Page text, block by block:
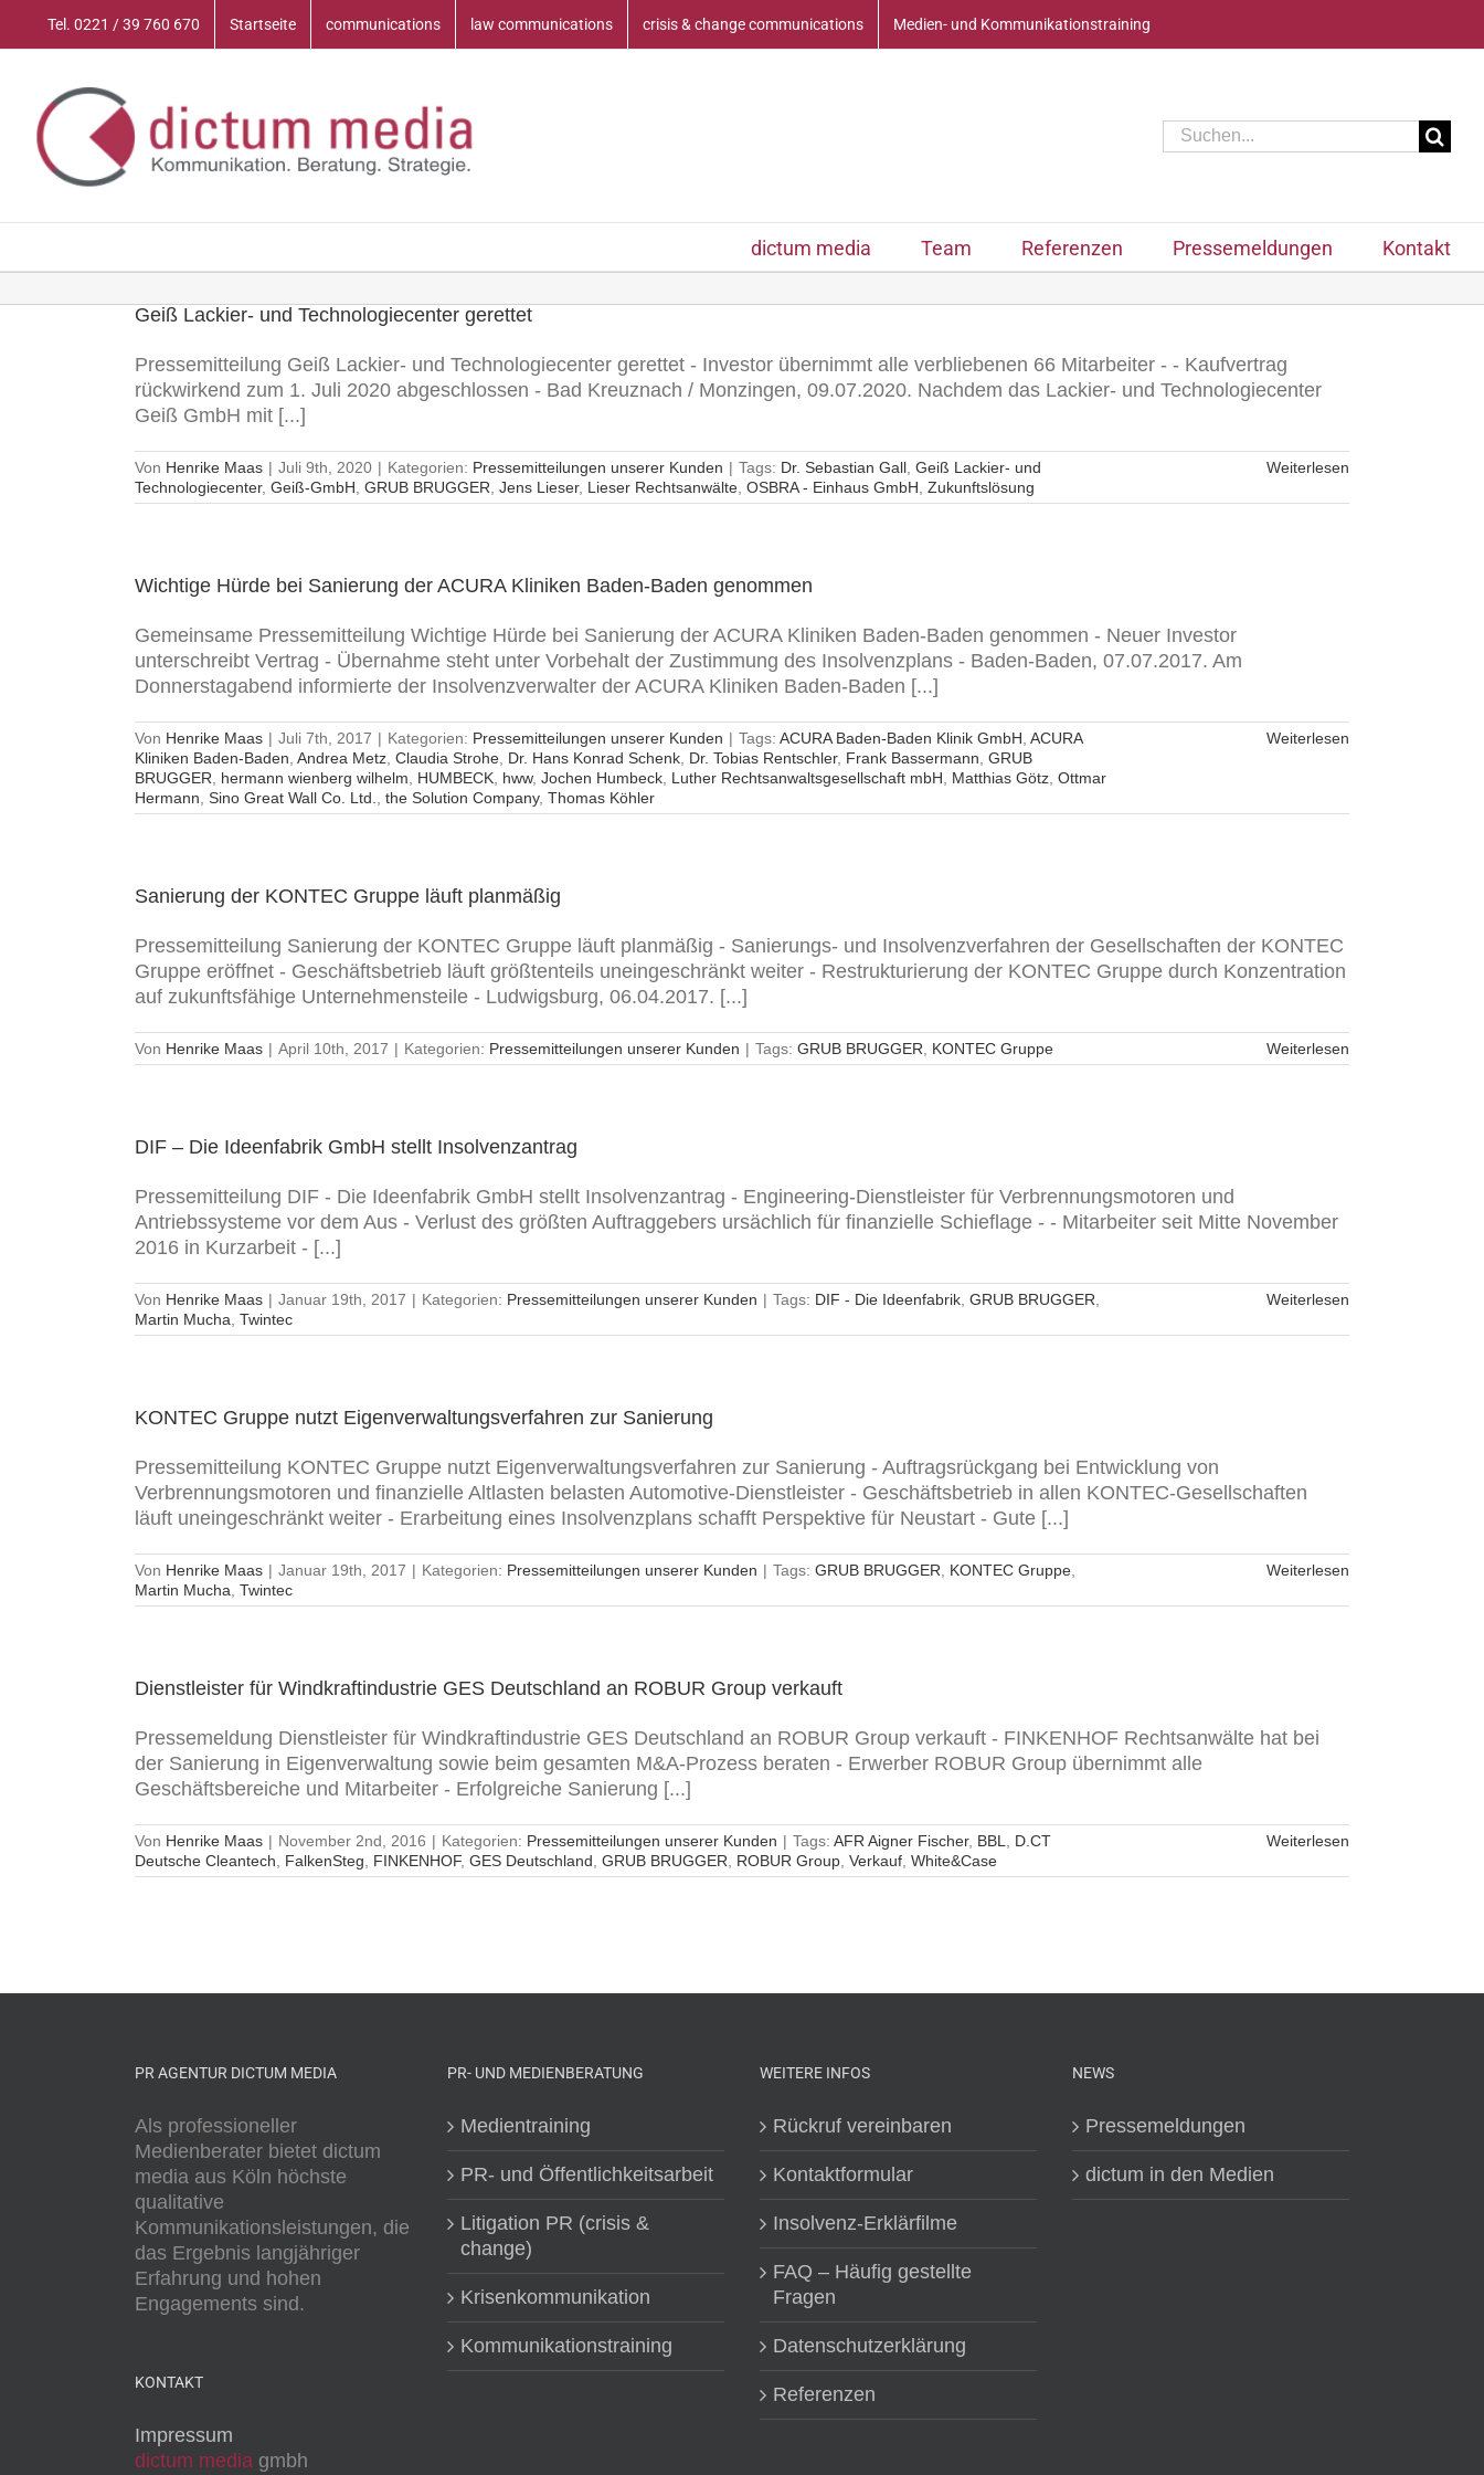
Tel. 0221 / 39 760 670 Startseite communications law communications crisis & change communications Medien- und Kommunikationstraining
Suche
nach:
dictum media Team Referenzen Pressemeldungen Kontakt
Geiß Lackier- und Technologiecenter gerettet
Pressemitteilung Geiß Lackier- und Technologiecenter gerettet - Investor übernimmt alle verbliebenen 66 Mitarbeiter - - Kaufvertrag
rückwirkend zum 1. Juli 2020 abgeschlossen - Bad Kreuznach / Monzingen, 09.07.2020. Nachdem das Lackier- und Technologiecenter
Geiß GmbH mit [...]
Von Henrike Maas | Juli 9th, 2020 | Kategorien: Pressemitteilungen unserer Kunden | Tags: Dr. Sebastian Gall Geiß Lackier- und
Technologiecenter, Geiß-GmbH GRUB BRUGGER Jens Lieser, Lieser Rechtsanwälte OSBRA - Einhaus GmbH Zukunftslösung
Weiterlesen
Wichtige Hürde bei Sanierung der ACURA Kliniken Baden-Baden genommen
Gemeinsame Pressemitteilung Wichtige Hürde bei Sanierung der ACURA Kliniken Baden-Baden genommen - Neuer Investor
unterschreibt Vertrag - Übernahme steht unter Vorbehalt der Zustimmung des Insolvenzplans - Baden-Baden, 07.07.2017. Am
Donnerstagabend informierte der Insolvenzverwalter der ACURA Kliniken Baden-Baden [...]
Von Henrike Maas | Juli 7th, 2017 | Kategorien: Pressemitteilungen unserer Kunden | Tags: ACURA Baden-Baden Klinik GmbH ACURA
Kliniken Baden-Baden Andrea Metz Claudia Strohe Dr. Hans Konrad Schenk Dr. Tobias Rentschler, Frank Bassermann GRUB
BRUGGER
hermann wienberg wilhelm HUMBECK hww, Jochen Humbeck Luther Rechtsanwaltsgesellschaft mbH Matthias Götz Ottmar
Hermann Sino Great Wall Co. Ltd. the Solution Company, Thomas Köhler
Weiterlesen
Sanierung der KONTEC Gruppe läuft planmäßig
Pressemitteilung Sanierung der KONTEC Gruppe läuft planmäßig - Sanierungs- und Insolvenzverfahren der Gesellschaften der KONTEC
Gruppe eröffnet - Geschäftsbetrieb läuft größtenteils uneingeschränkt weiter - Restrukturierung der KONTEC Gruppe durch Konzentration
auf zukunftsfähige Unternehmensteile - Ludwigsburg, 06.04.2017. [...]
Von Henrike Maas | April 10th, 2017 | Kategorien: Pressemitteilungen unserer Kunden | Tags: GRUB BRUGGER KONTEC Gruppe Weiterlesen
DIF – Die Ideenfabrik GmbH stellt Insolvenzantrag
Pressemitteilung DIF - Die Ideenfabrik GmbH stellt Insolvenzantrag - Engineering-Dienstleister für Verbrennungsmotoren und
Antriebssysteme vor dem Aus - Verlust des größten Auftraggebers ursächlich für finanzielle Schieflage - - Mitarbeiter seit Mitte November
2016 in Kurzarbeit - [...]
Von Henrike Maas | Januar 19th, 2017 | Kategorien: Pressemitteilungen unserer Kunden | Tags: DIF - Die Ideenfabrik GRUB BRUGGER
Martin Mucha Twintec
Weiterlesen
KONTEC Gruppe nutzt Eigenverwaltungsverfahren zur Sanierung
Pressemitteilung KONTEC Gruppe nutzt Eigenverwaltungsverfahren zur Sanierung - Auftragsrückgang bei Entwicklung von
Verbrennungsmotoren und finanzielle Altlasten belasten Automotive-Dienstleister - Geschäftsbetrieb in allen KONTEC-Gesellschaften
läuft uneingeschränkt weiter - Erarbeitung eines Insolvenzplans schafft Perspektive für Neustart - Gute [...]
Von Henrike Maas | Januar 19th, 2017 | Kategorien: Pressemitteilungen unserer Kunden | Tags: GRUB BRUGGER KONTEC Gruppe
Martin Mucha Twintec
Weiterlesen
Dienstleister für Windkraftindustrie GES Deutschland an ROBUR Group verkauft
Pressemeldung Dienstleister für Windkraftindustrie GES Deutschland an ROBUR Group verkauft - FINKENHOF Rechtsanwälte hat bei
der Sanierung in Eigenverwaltung sowie beim gesamten M&A-Prozess beraten - Erwerber ROBUR Group übernimmt alle
Geschäftsbereiche und Mitarbeiter - Erfolgreiche Sanierung [...]
Von Henrike Maas | November 2nd, 2016 | Kategorien: Pressemitteilungen unserer Kunden | Tags: AFR Aigner Fischer, BBL
D.CT
Deutsche Cleantech
FalkenSteg FINKENHOF, GES Deutschland GRUB BRUGGER ROBUR Group Verkauf White&Case
Weiterlesen
PR AGENTUR DICTUM MEDIA
Als professioneller
Medienberater bietet dictum
media aus Köln höchste
qualitative
Kommunikationsleistungen, die
das Ergebnis langjähriger
Erfahrung und hohen
Engagements sind.
KONTAKT
Impressum
dictum media gmbh
PR- UND MEDIENBERATUNG
Medientraining
PR- und Öffentlichkeitsarbeit
Litigation PR (crisis &
change)
Krisenkommunikation
Kommunikationstraining
WEITERE INFOS
Rückruf vereinbaren
Kontaktformular
Insolvenz-Erklärfilme
FAQ – Häufig gestellte
Fragen
Datenschutzerklärung
Referenzen
NEWS
Pressemeldungen
dictum in den Medien